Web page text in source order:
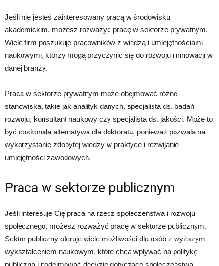
Jeśli nie jesteś zainteresowany pracą w środowisku
akademickim, możesz rozważyć pracę w sektorze prywatnym.
Wiele firm poszukuje pracowników z wiedzą i umiejętnościami
naukowymi, którzy mogą przyczynić się do rozwoju i innowacji w
danej branży.
Praca w sektorze prywatnym może obejmować różne
stanowiska, takie jak analityk danych, specjalista ds. badań i
rozwoju, konsultant naukowy czy specjalista ds. jakości. Może to
być doskonała alternatywa dla doktoratu, ponieważ pozwala na
wykorzystanie zdobytej wiedzy w praktyce i rozwijanie
umiejętności zawodowych.
Praca w sektorze publicznym
Jeśli interesuje Cię praca na rzecz społeczeństwa i rozwoju
społecznego, możesz rozważyć pracę w sektorze publicznym.
Sektor publiczny oferuje wiele możliwości dla osób z wyższym
wykształceniem naukowym, które chcą wpływać na politykę
publiczną i podejmować decyzje dotyczące społeczeństwa.